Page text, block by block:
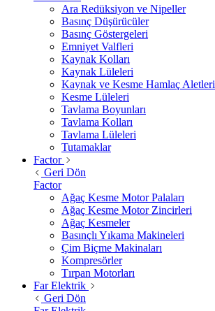
Ara Redüksiyon ve Nipeller
Basınç Düşürücüler
Basınç Göstergeleri
Emniyet Valfleri
Kaynak Kolları
Kaynak Lüleleri
Kaynak ve Kesme Hamlaç Aletleri
Kesme Lüleleri
Tavlama Boyunları
Tavlama Kolları
Tavlama Lüleleri
Tutamaklar
Factor
Geri Dön
Factor
Ağaç Kesme Motor Palaları
Ağaç Kesme Motor Zincirleri
Ağaç Kesmeler
Basınçlı Yıkama Makineleri
Çim Biçme Makinaları
Kompresörler
Tırpan Motorları
Far Elektrik
Geri Dön